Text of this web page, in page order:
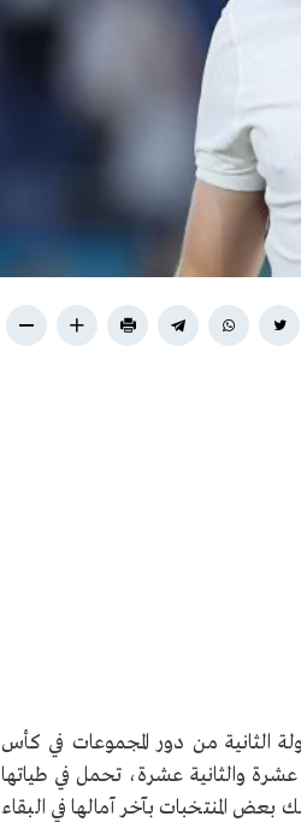
الثانية من دور المجموعات في كأس
عشرة والثانية عشرة، تحمل في طياتها
بعض المنتخبات بآخر آمالها في البقاء